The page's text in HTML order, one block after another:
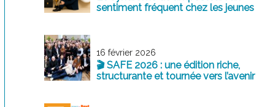
sentiment fréquent chez les jeunes
16 février 2026
🎬 SAFE 2026 : une édition riche,
structurante et tournée vers l’avenir